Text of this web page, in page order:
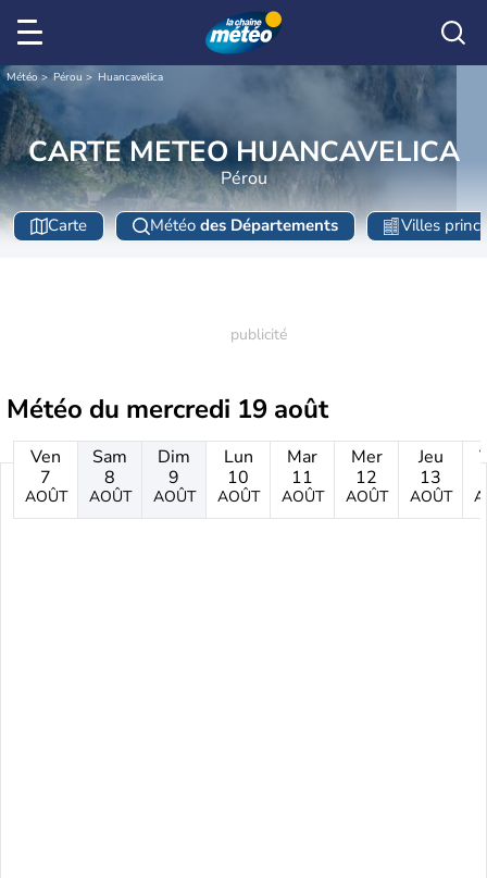
Météo Pérou Huancavelica
CARTE METEO HUANCAVELICA
Pérou
Carte Météo des Départements Villes
Météo du mercredi 19 août
Ven
7
AOÛT
Sam
8
AOÛT
Dim
9
AOÛT
Lun
10
AOÛT
Mar
11
AOÛT
Mer
12
AOÛT
Jeu
13
AOÛT